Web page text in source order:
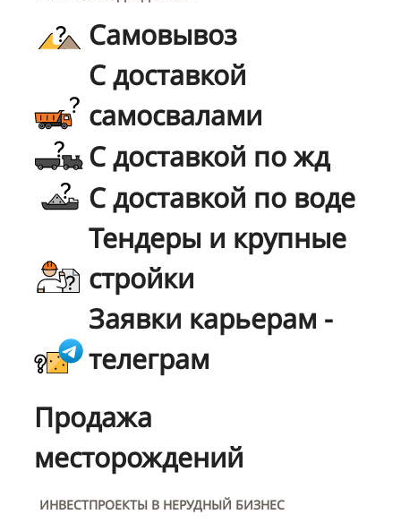
Самовывоз
С доставкой
самосвалами
С доставкой по жд
С доставкой по воде
Тендеры и крупные
стройки
Заявки карьерам -
телеграм
Продажа
месторождений
ИНВЕСТПРОЕКТЫ В НЕРУДНЫЙ БИЗНЕС